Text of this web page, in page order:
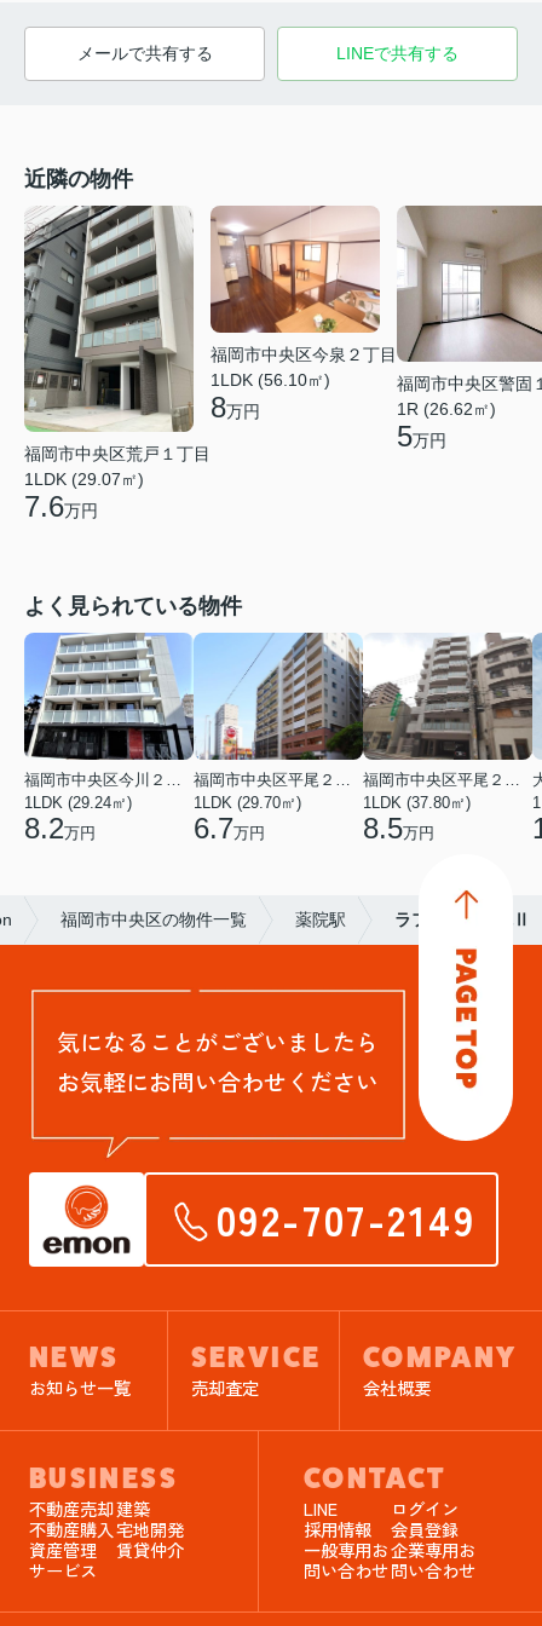
メールで共有する LINEで共有する
近隣の物件
福岡市中央区荒戸１丁目
1LDK (29.07㎡)
7.6万円
福岡市中央区今泉２丁目
1LDK (56.10㎡)
8万円
福岡市中央区警固
1R (26.62㎡)
5万円
よく見られている物件
1LDK (29.24㎡)
8.2万円
1LDK (29.70㎡)
6.7万円
1LDK (37.80㎡)
8.5万円
福岡市中央区の物件一覧 薬院駅 ラフィーヌ薬院Ⅱ
気になることがございましたら
お気軽にお問い合わせください
092-707-2149
NEWS
お知らせ一覧
SERVICE
売却査定
COMPANY
会社概要
BUSINESS
不動産売却建築
不動産購入宅地開発
資産管理
サービス
賃貸仲介
CONTACT
LINE
ログイン
採用情報
会員登録
一般専用お
問い合わせ
企業専用お
問い合わせ